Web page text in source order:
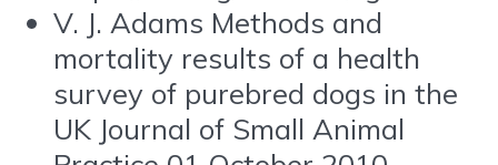
V. J. Adams Methods and
mortality results of a health
survey of purebred dogs in the
UK Journal of Small Animal